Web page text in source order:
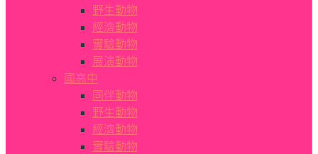
野生動物
經濟動物
實驗動物
展演動物
國高中
同伴動物
野生動物
經濟動物
實驗動物